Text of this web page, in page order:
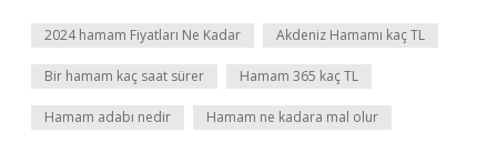
2024 hamam Fiyatları Ne Kadar Akdeniz Hamamı kaç TL
Bir hamam kaç saat sürer Hamam 365 kaç TL
Hamam adabı nedir Hamam ne kadara mal olur